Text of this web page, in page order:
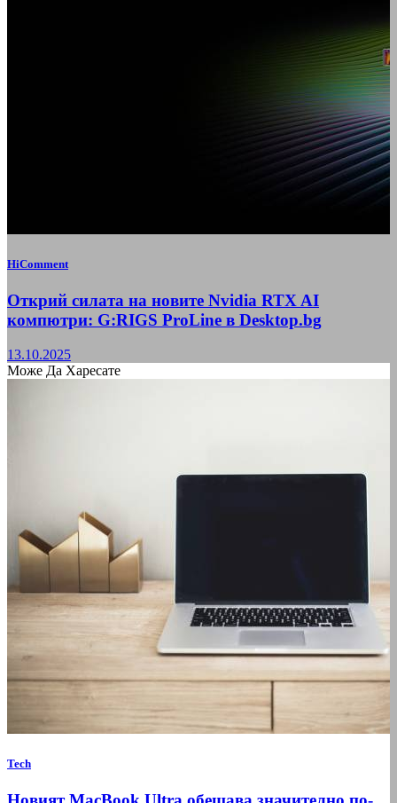
HiComment
Открий силата на новите Nvidia RTX AI
компютри: G:RIGS ProLine в Desktop.bg
13.10.2025
Може Да Харесате
Tech